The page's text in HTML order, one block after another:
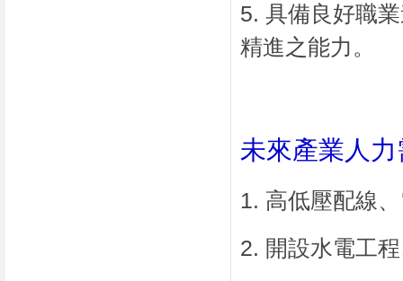
5. 具備良好職
精進之能力。
未來產業人
1. 高低壓配線
2. 開設水電工